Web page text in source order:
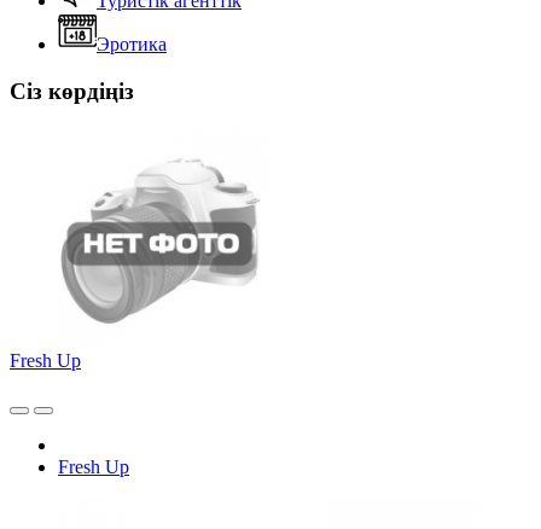
Эротика
Сіз көрдіңіз
Fresh Up
Fresh Up